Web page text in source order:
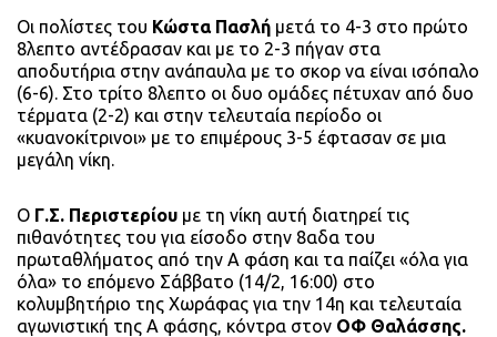
Οι πολίστες του Κώστα Πασλή μετά το 4-3 στο πρώτο
8λεπτο αντέδρασαν και με το 2-3 πήγαν στα
αποδυτήρια στην ανάπαυλα με το σκορ να είναι ισόπαλο
(6-6). Στο τρίτο 8λεπτο οι δυο ομάδες πέτυχαν από δυο
τέρματα (2-2) και στην τελευταία περίοδο οι
«κυανοκίτρινοι» με το επιμέρους 3-5 έφτασαν σε μια
μεγάλη νίκη.
Ο Γ.Σ. Περιστερίου με τη νίκη αυτή διατηρεί τις
πιθανότητες του για είσοδο στην 8αδα του
πρωταθλήματος από την Α φάση και τα παίζει «όλα για
όλα» το επόμενο Σάββατο (14/2, 16:00) στο
κολυμβητήριο της Χωράφας για την 14η και τελευταία
αγωνιστική της Α φάσης, κόντρα στον ΟΦ Θαλάσσης.